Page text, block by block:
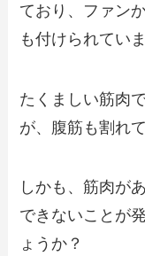
ており、ファン
も付けられてい
たくましい筋肉
が、腹筋も割れ
しかも、筋肉が
できないことが
ょうか？